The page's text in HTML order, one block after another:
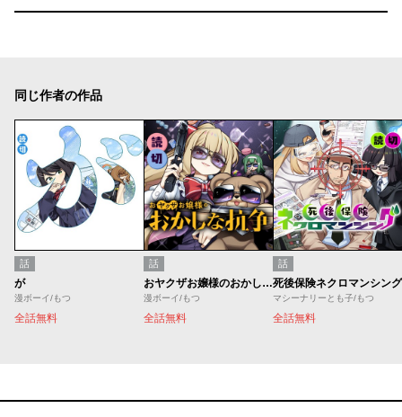
同じ作者の作品
話
が
漫ボーイ/もつ
全話無料
話
おヤクザお嬢様のおかしな抗争
漫ボーイ/もつ
全話無料
話
死後保険ネクロマンシング
マシーナリーとも子/もつ
全話無料